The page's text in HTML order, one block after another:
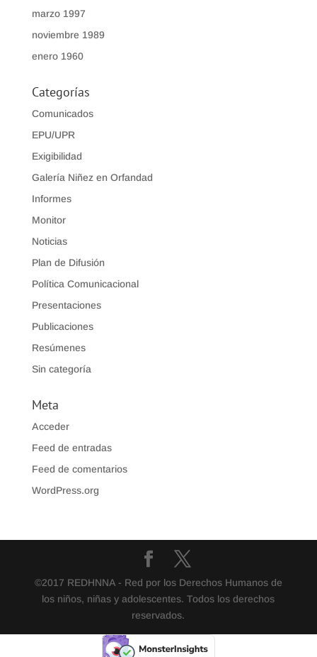
marzo 1997
noviembre 1989
enero 1960
Categorías
Comunicados
EPU/UPR
Exigibilidad
Galería Niñez en Orfandad
Informes
Monitor
Noticias
Plan de Difusión
Política Comunicacional
Presentaciones
Publicaciones
Resúmenes
Sin categoría
Meta
Acceder
Feed de entradas
Feed de comentarios
WordPress.org
©2017 REDHNNA - Red por los Derechos Humanos de
los niños, niñas y adolescentes. Todos los derechos
reservados.